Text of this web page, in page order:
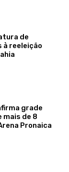
de
à reeleição
grade
mais de 8
Pronaica